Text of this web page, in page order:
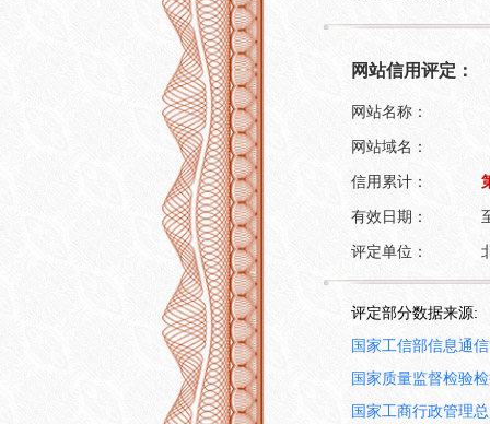
网站信用评定：
网站名称：
网站域名：
信用累计：
有效日期：
评定单位：
评定部分数据来源:
国家工信部信息通
国家质量监督检验
国家工商行政管理